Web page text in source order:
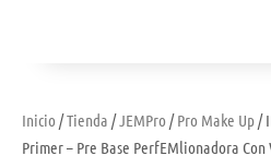
Inicio /Tienda /JEMPro /Pro Make Up/
Primer – Pre Base PerfEMlionadora Con